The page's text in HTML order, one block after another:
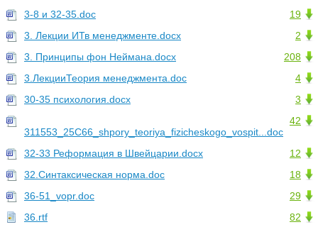
19
3-8 и 32-35.doc
2
3. Лекции ИТв менеджменте.docx
208
3. Принципы фон Неймана.docx
4
3.ЛекцииТеория менеджмента.doc
3
30-35 психология.docx
42
311553_25C66_shpory_teoriya_fizicheskogo_vospit...doc
12
32-33 Реформация в Швейцарии.docx
18
32.Синтаксическая норма.doc
29
36-51_vopr.doc
82
36.rtf